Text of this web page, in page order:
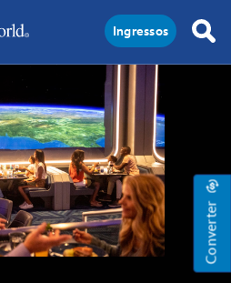
Ingressos
Converter